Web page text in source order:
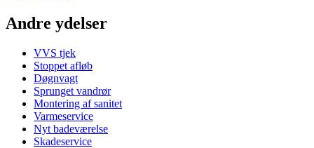
Andre ydelser
VVS tjek
Stoppet afløb
Døgnvagt
Sprunget vandrør
Montering af sanitet
Varmeservice
Nyt badeværelse
Skadeservice